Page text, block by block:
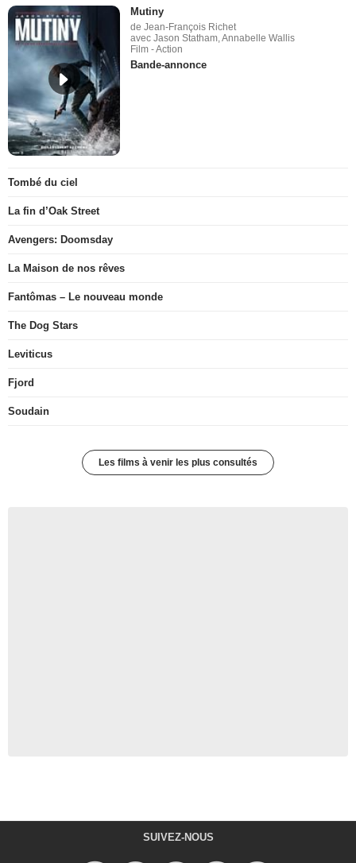
Mutiny
de Jean-François Richet
avec Jason Statham, Annabelle Wallis
Film - Action
Bande-annonce
Tombé du ciel
La fin d’Oak Street
Avengers: Doomsday
La Maison de nos rêves
Fantômas – Le nouveau monde
The Dog Stars
Leviticus
Fjord
Soudain
Les films à venir les plus consultés
SUIVEZ-NOUS